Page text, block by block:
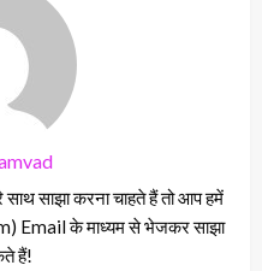
साझा करना चाहते हैं तो आप हमें
Email के माध्यम से भेजकर साझा
हैं!